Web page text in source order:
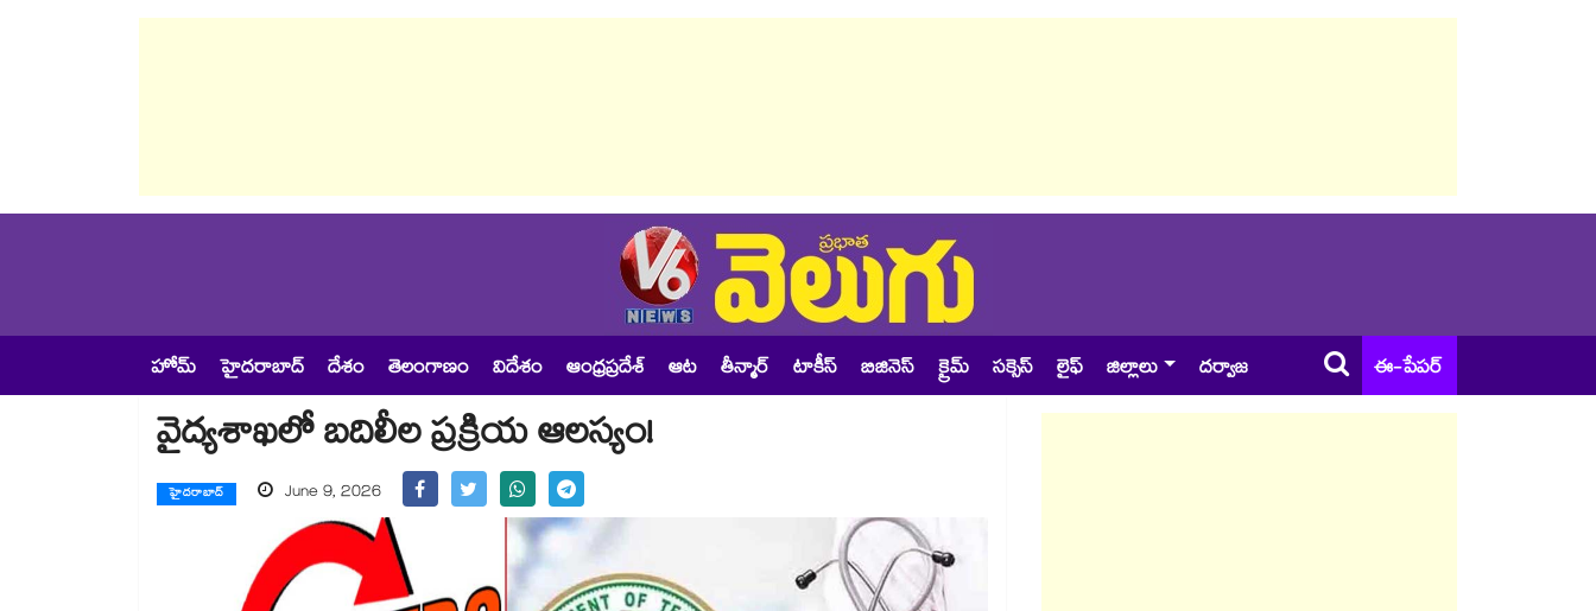
హోమ్ హైదరాబాద్ దేశం తెలంగాణం విదేశం ఆంధ్రప్రదేశ్ ఆట తీన్మార్ టాకీస్ బిజినెస్ క్రైమ్ సక్సెస్ లైఫ్ జిల్లాలు దర్వాజ ఈ-పేపర్
వైద్యశాఖలో బదిలీల ప్రక్రియ ఆలస్యం!
హైదరాబాద్ June 9, 2026